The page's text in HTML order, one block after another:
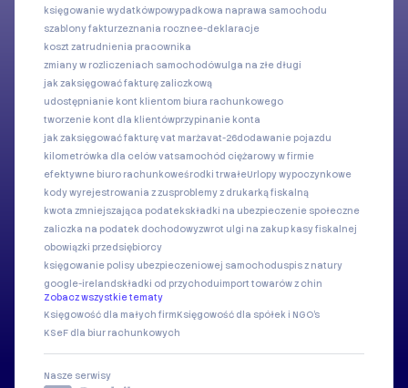
księgowanie wydatkówpowypadkowa naprawa samochodu
szablony fakturzeznania rocznee-deklaracje
koszt zatrudnienia pracownika
zmiany w rozliczeniach samochodówulga na złe długi
jak zaksięgować fakturę zaliczkową
udostępnianie kont klientom biura rachunkowego
tworzenie kont dla klientówprzypinanie konta
jak zaksięgować fakturę vat marżavat-26dodawanie pojazdu
kilometrówka dla celów vatsamochód ciężarowy w firmie
efektywne biuro rachunkoweśrodki trwałeUrlopy wypoczynkowe
kody wyrejestrowania z zusproblemy z drukarką fiskalną
kwota zmniejszająca podatekskładki na ubezpieczenie społeczne
zaliczka na podatek dochodowyzwrot ulgi na zakup kasy fiskalnej
obowiązki przedsiębiorcy
księgowanie polisy ubezpieczeniowej samochoduspis z natury
google-ireland składki od przychoduimport towarów z chin
Zobacz wszystkie tematy
Księgowość dla małych firmKsięgowość dla spółek i NGO's
KSeF dla biur rachunkowych
Nasze serwisy